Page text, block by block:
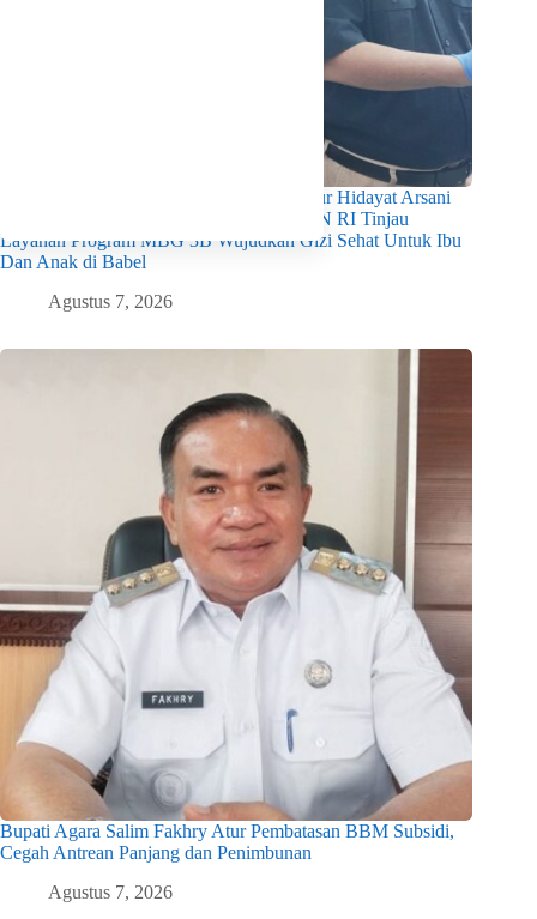
Pastikan Kualitas Gizi Terpenuhi, Gubernur Hidayat Arsani
Dampingi Mendukbangga/Kepala BKKBN RI Tinjau
Layanan Program MBG 3B Wujudkan Gizi Sehat Untuk Ibu
Dan Anak di Babel
Agustus 7, 2026
Bupati Agara Salim Fakhry Atur Pembatasan BBM Subsidi,
Cegah Antrean Panjang dan Penimbunan
Agustus 7, 2026